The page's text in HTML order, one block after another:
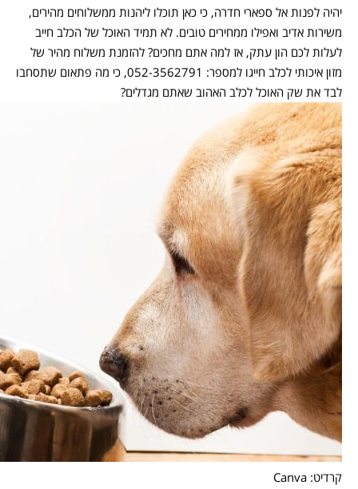
יהיה לפנות אל ספארי חדרה, כי כאן תוכלו ליהנות ממשלוחים מהירים,
משירות אדיב ואפילו ממחירים טובים. לא תמיד האוכל של הכלב חייב
לעלות לכם הון עתק, אז למה אתם מחכים? להזמנת משלוח מהיר של
מזון איכותי לכלב חייגו למספר: 052-3562791, כי מה פתאום שתסחבו
לבד את שק האוכל לכלב האהוב שאתם מגדלים?
קרדיט: Canva